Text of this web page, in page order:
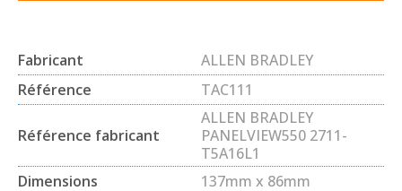
Fabricant
ALLEN BRADLEY
Référence
TAC111
Référence fabricant
ALLEN BRADLEY
PANELVIEW550 2711-
T5A16L1
Dimensions
137mm x 86mm